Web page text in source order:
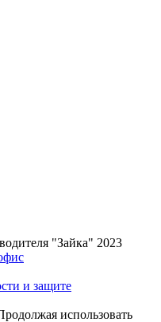
"Зайка" 2023
и защите
использовать